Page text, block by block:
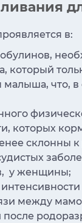
в:
который
что, в
которых
склонны
у женщины;
между
после